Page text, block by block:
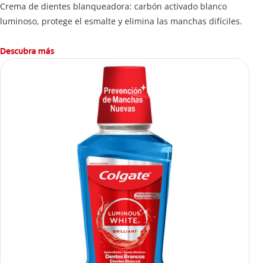
Crema de dientes blanqueadora: carbón activado blanco
luminoso, protege el esmalte y elimina las manchas difíciles.
Descubra más